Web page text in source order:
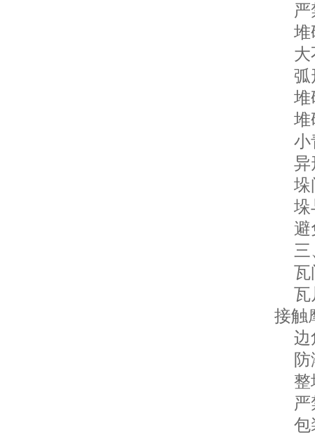
严
堆
大
弧
堆
堆
小
异
垛
垛
避
三
瓦
瓦
接触
边
防
整
严
包